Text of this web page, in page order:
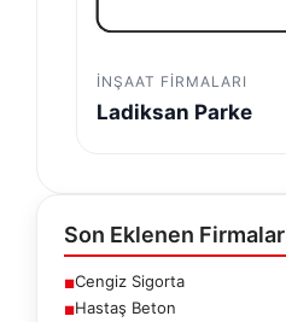
İNŞAAT FIRMALARI
Ladiksan Parke
Son Eklenen Firmalar
■Cengiz Sigorta
■Hastaş Beton